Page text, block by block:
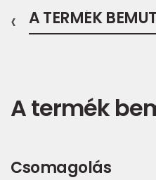
A TERMÉK
‹
A termék
Csomagolás